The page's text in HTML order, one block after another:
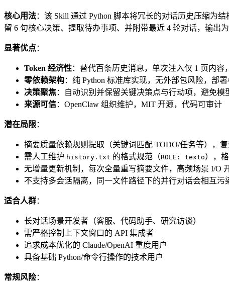
核心用法：该 Skill 通过 Python 脚本将冗长的对话历史压缩
留 6 句核心决策、提取待办事项、并附带最近 4 轮对话，输出为
显著优点：
Token 经济性：替代百条历史消息，单次注入仅 1 页内容
零依赖架构：纯 Python 标准库实现，无外部包风险，部
决策聚焦：自动识别并保留关键决策点与行动项，避免模
来源可信：OpenClaw 组织维护，MIT 开源，代码可审计
潜在局限：
摘要质量依赖规则提取（关键词匹配 TODO/任务等），
需人工维护 history.txt 的格式规范（ROLE: texto），
无增量更新机制，每次全量重写摘要文件，高频场景 I/O
不支持多会话隔离，同一文件路径下的并行对话会相互污
适合人群：
长对话场景开发者（客服、代码助手、研究访谈）
需严格控制上下文窗口的 API 集成者
追求成本优化的 Claude/OpenAI 重度用户
具备基础 Python/命令行操作的技术用户
常规风险：